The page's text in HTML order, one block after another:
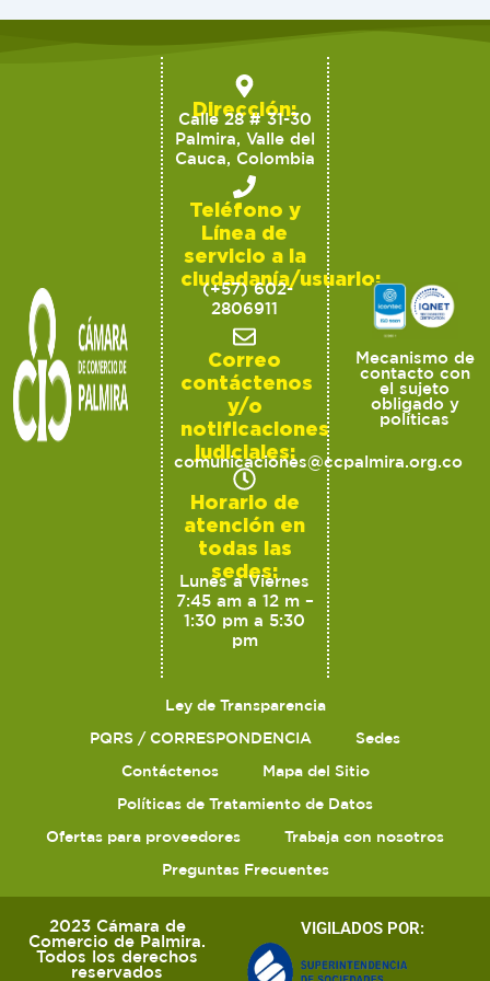
Dirección:
Calle 28 # 31-30
Palmira, Valle del
Cauca, Colombia
Teléfono y
Línea de
servicio a la
ciudadanía/usuario:
(+57) 602-
2806911
Correo
contáctenos
y/o
notificaciones
judiciales:
comunicaciones@ccpalmira.org.co
Horario de
atención en
todas las
sedes:
Lunes a Viernes
7:45 am a 12 m –
1:30 pm a 5:30
pm
Mecanismo de
contacto con
el sujeto
obligado y
políticas
Ley de Transparencia
PQRS / CORRESPONDENCIA
Sedes
Contáctenos
Mapa del Sitio
Políticas de Tratamiento de Datos
Ofertas para proveedores
Trabaja con nosotros
Preguntas Frecuentes
2023 Cámara de
Comercio de Palmira.
Todos los derechos
reservados
VIGILADOS POR: